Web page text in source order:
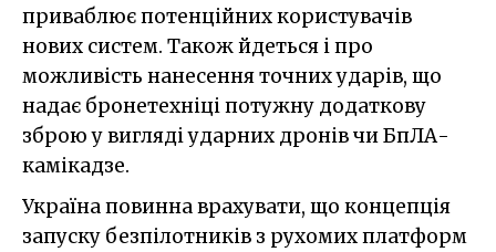
приваблює потенційних користувачів
нових систем. Також йдеться і про
можливість нанесення точних ударів, що
надає бронетехніці потужну додаткову
зброю у вигляді ударних дронів чи БпЛА-
камікадзе.
Україна повинна врахувати, що концепція
запуску безпілотників з рухомих платформ